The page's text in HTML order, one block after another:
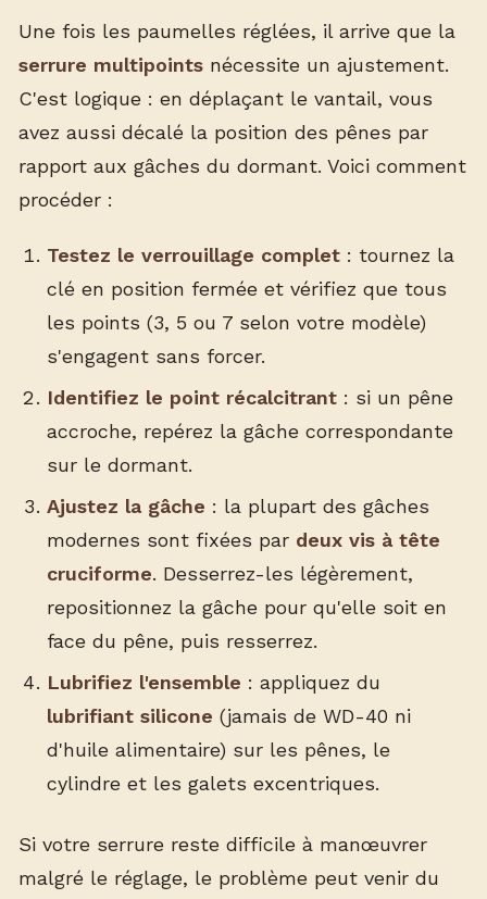
Une fois les paumelles réglées, il arrive que la
serrure multipoints nécessite un ajustement.
C'est logique : en déplaçant le vantail, vous
avez aussi décalé la position des pênes par
rapport aux gâches du dormant. Voici comment
procéder :
Testez le verrouillage complet: tournez la
clé en position fermée et vérifiez que tous
les points (3, 5 ou 7 selon votre modèle)
s'engagent sans forcer.
Identifiez le point récalcitrant: si un pêne
accroche, repérez la gâche correspondante
sur le dormant.
Ajustez la gâche : la plupart des gâches
modernes sont fixées par deux vis à tête
cruciforme. Desserrez-les légèrement,
repositionnez la gâche pour qu'elle soit en
face du pêne, puis resserrez.
Lubrifiez l'ensemble : appliquez du
lubrifiant silicone (jamais de WD-40 ni
d'huile alimentaire) sur les pênes, le
cylindre et les galets excentriques.
Si votre serrure reste difficile à manœuvrer
malgré le réglage, le problème peut venir du